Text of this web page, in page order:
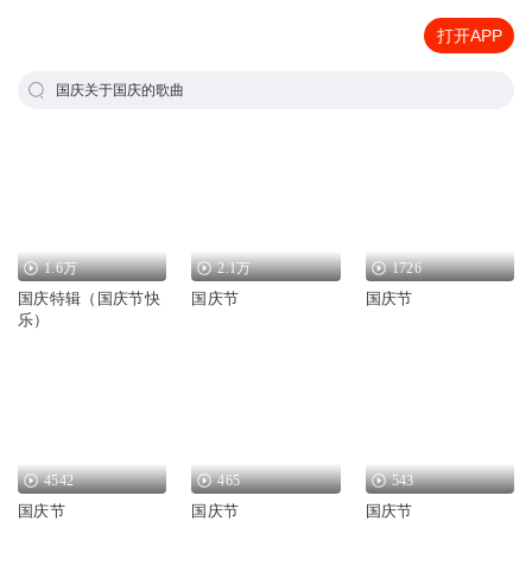
打开APP
国庆关于国庆的歌曲
1.6万
国庆特辑（国庆节快
乐）
2.1万
国庆节
1726
国庆节
4542
国庆节
465
国庆节
543
国庆节